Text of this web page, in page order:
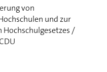
von
und zur
Hochschulgesetzes /